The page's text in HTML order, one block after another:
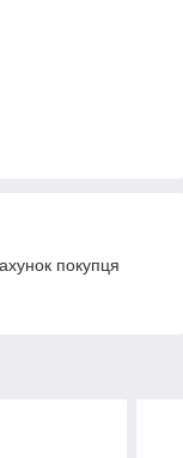
покупця